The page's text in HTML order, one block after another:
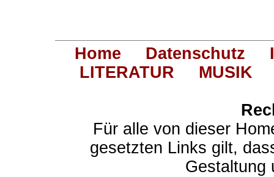
Home Datenschutz
LITERATUR
MUSIK
Für alle von dieser
gesetzten Links gilt,
Gestaltung